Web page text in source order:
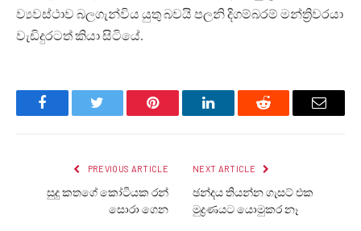
ව්‍යවස්ථාව බලගැන්විය යුතු බවයි පලනි දිගම්බරම් මන්ත්‍රිවරයා
වැඩිදුරටත් කියා සිටියේ.
FacebookTwitter Pinterest LinkedInReddit Email
PREVIOUS ARTICLE
සුදු කතග‍ේ කෝටියක රන්
සොරා ගෙන
NEXT ARTICLE
ඡන්දය තියන්න ගැසට් එක
මුද්‍රණයට යොමුකර නෑ